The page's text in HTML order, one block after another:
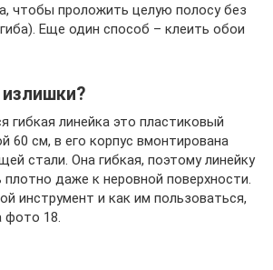
чтобы проложить целую полосу без
Еще один способ – клеить обои
излишки?
гибкая линейка это пластиковый
60 см, в его корпус вмонтирована
стали. Она гибкая, поэтому линейку
даже к неровной поверхности.
инструмент и как им пользоваться,
18.